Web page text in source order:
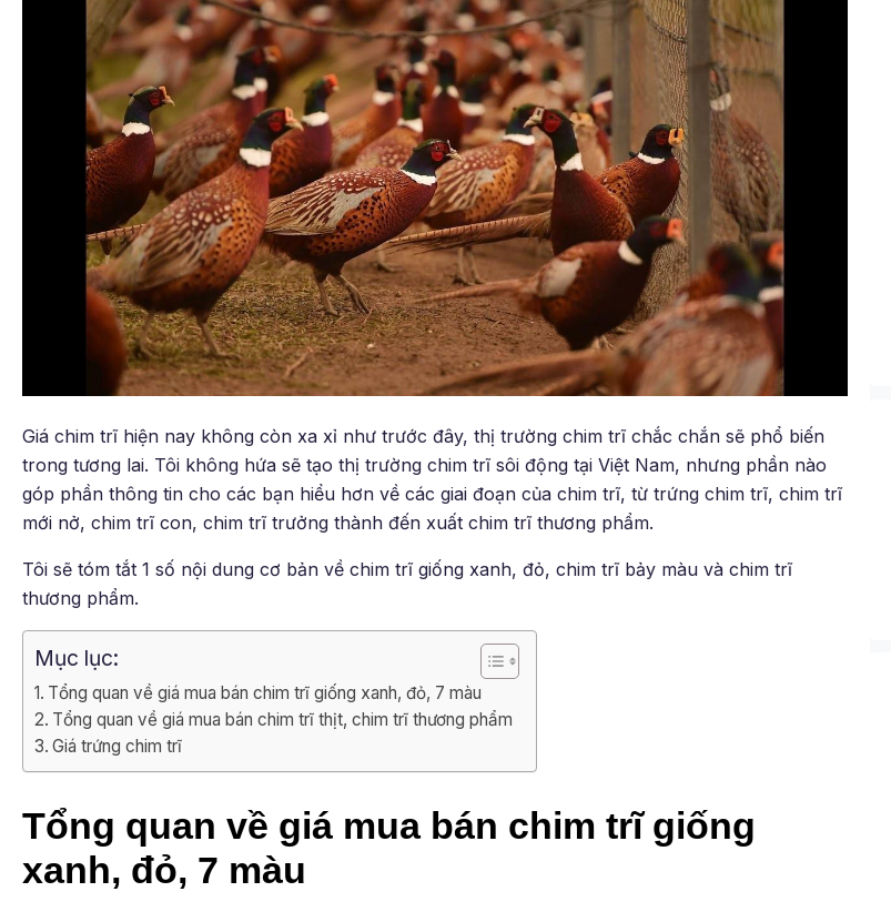
Giá chim trĩ hiện nay không còn xa xỉ như trước đây, thị trường chim trĩ chắc chắn sẽ phổ biến
trong tương lai. Tôi không hứa sẽ tạo thị trường chim trĩ sôi động tại Việt Nam, nhưng phần nào
góp phần thông tin cho các bạn hiểu hơn về các giai đoạn của chim trĩ, từ trứng chim trĩ, chim trĩ
mới nở, chim trĩ con, chim trĩ trưởng thành đến xuất chim trĩ thương phẩm.
Tôi sẽ tóm tắt 1 số nội dung cơ bản về chim trĩ giống xanh, đỏ, chim trĩ bảy màu và chim trĩ
thương phẩm.
Mục lục:
Tổng quan về giá mua bán chim trĩ giống xanh, đỏ, 7 màu
Tổng quan về giá mua bán chim trĩ thịt, chim trĩ thương phẩm
Giá trứng chim trĩ
Tổng quan về giá mua bán chim trĩ giống
xanh, đỏ, 7 màu